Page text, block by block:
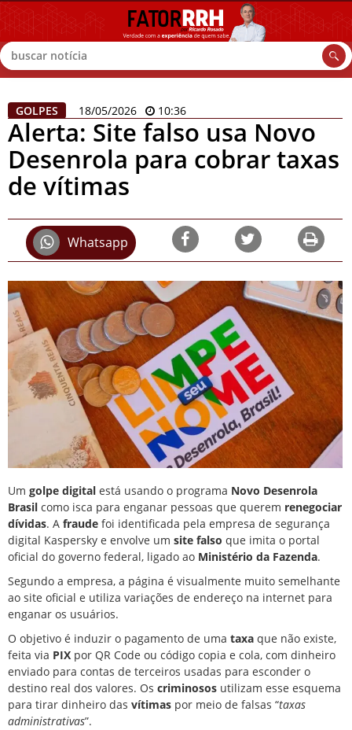
Buscar
GOLPES 18/05/2026 10:36
Alerta: Site falso usa Novo
Desenrola para cobrar taxas
de vítimas
Whatsapp
Um golpe digital está usando o programa Novo Desenrola
Brasil como isca para enganar pessoas que querem renegociar
dívidas. A fraude foi identificada pela empresa de segurança
digital Kaspersky e envolve um site falso que imita o portal
oficial do governo federal, ligado ao Ministério da Fazenda.
Segundo a empresa, a página é visualmente muito semelhante
ao site oficial e utiliza variações de endereço na internet para
enganar os usuários.
O objetivo é induzir o pagamento de uma taxa que não existe,
feita via PIX por QR Code ou código copia e cola, com dinheiro
enviado para contas de terceiros usadas para esconder o
destino real dos valores. Os criminosos utilizam esse esquema
para tirar dinheiro das vítimas por meio de falsas “taxas
administrativas”.